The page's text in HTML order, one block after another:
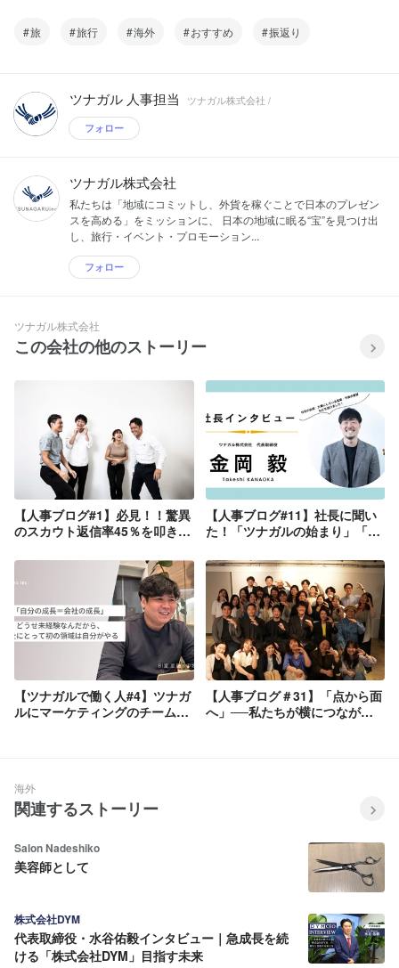
旅 旅行 海外 おすすめ 振返り
ツナガル 人事担当 ツナガル株式会社 /
フォロー
ツナガル株式会社
私たちは「地域にコミットし、外貨を稼ぐことで日本のプレゼン
スを高める」をミッションに、 日本の地域に眠る“宝”を見つけ出
し、旅行・イベント・プロモーション...
フォロー
ツナガル株式会社
この会社の他のストーリー
【人事ブログ#1】必見！！驚異
のスカウト返信率45％を叩き出
【人事ブログ#11】社長に聞い
た！「ツナガルの始まり」「社
のこれから」
【ツナガルで働く人#4】ツナガ
ルにマーケティングのチームを
【人事ブログ＃31】「点から面
へ」──私たちが横につながり
海外
関連するストーリー
Salon Nadeshiko
美容師として
株式会社DYM
代表取締役・水谷佑毅インタビュー｜急成長を続
ける「株式会社DYM」目指す未来